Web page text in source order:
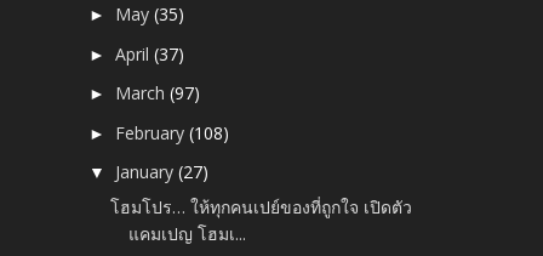
► May(35)
►April(37)
► March(97)
► February(108)
▼ January(27)
โฮมโปร… ให้ทุกคนเปย์ของที่ถูกใจ เปิดตัว
แคมเปญ โฮมเ...